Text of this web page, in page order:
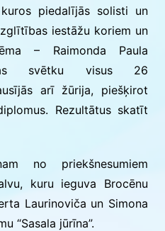
kuros piedalījās solisti un
iestāžu koriem un
– Raimonda Paula
svētku visus 26
arī žūrija, piešķirot
Rezultātus skatīt
no priekšnesumiem
kuru ieguva Brocēnu
Laurinoviča un Simona
“Sasala jūrīna”.